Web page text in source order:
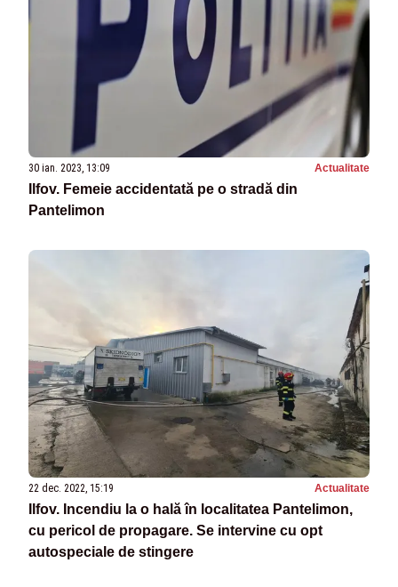
30 ian. 2023, 13:09 Actualitate
Ilfov. Femeie accidentată pe o stradă din
Pantelimon
22 dec. 2022, 15:19 Actualitate
Ilfov. Incendiu la o hală în localitatea Pantelimon,
cu pericol de propagare. Se intervine cu opt
autospeciale de stingere